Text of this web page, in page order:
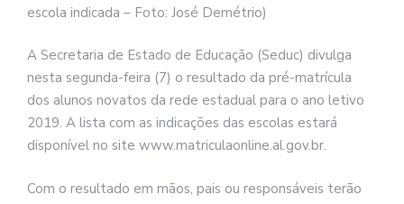
escola indicada – Foto: José Demétrio)
A Secretaria de Estado de Educação (Seduc) divulga
nesta segunda-feira (7) o resultado da pré-matrícula
dos alunos novatos da rede estadual para o ano letivo
2019. A lista com as indicações das escolas estará
disponível no site www.matriculaonline.al.gov.br.
Com o resultado em mãos, pais ou responsáveis terão